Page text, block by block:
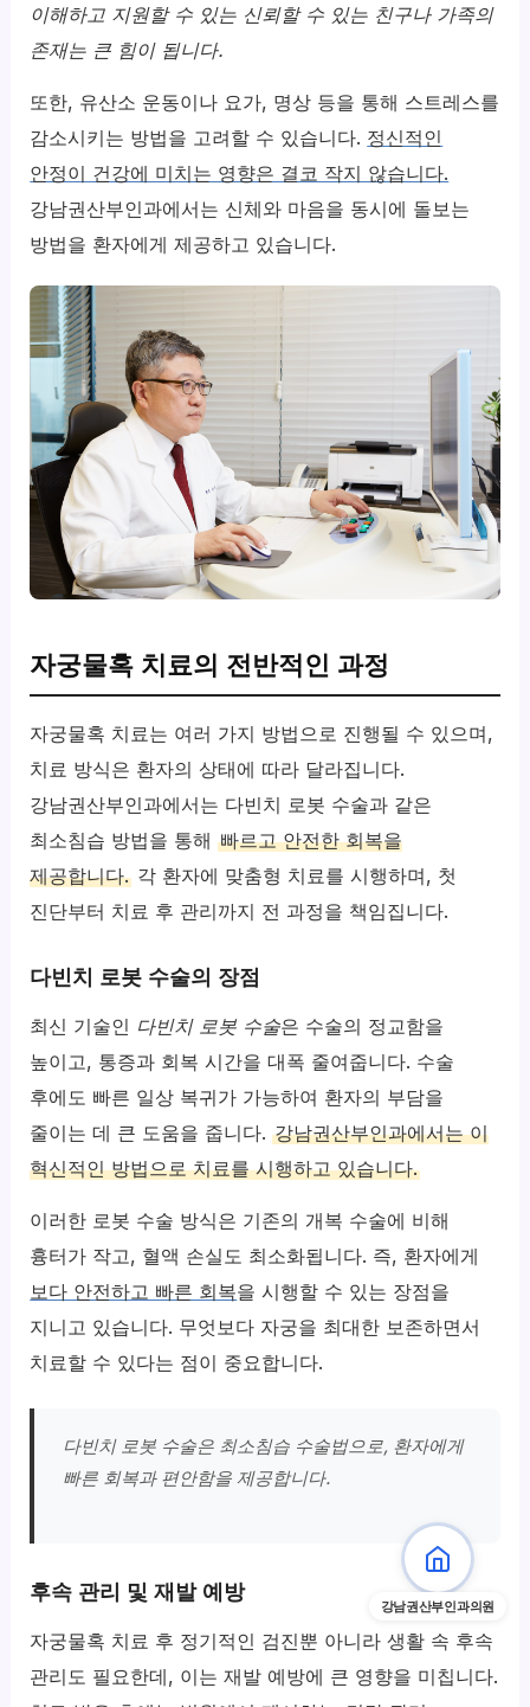
이해하고 지원할 수 있는 신뢰할 수 있는 친구나 가족의
존재는 큰 힘이 됩니다.
또한, 유산소 운동이나 요가, 명상 등을 통해 스트레스를
감소시키는 방법을 고려할 수 있습니다. 정신적인
안정이 건강에 미치는 영향은 결코 작지 않습니다.
강남권산부인과에서는 신체와 마음을 동시에 돌보는
방법을 환자에게 제공하고 있습니다.
자궁물혹 치료의 전반적인 과정
자궁물혹 치료는 여러 가지 방법으로 진행될 수 있으며,
치료 방식은 환자의 상태에 따라 달라집니다.
강남권산부인과에서는 다빈치 로봇 수술과 같은
최소침습 방법을 통해빠르고 안전한 회복을
제공합니다. 각 환자에 맞춤형 치료를 시행하며, 첫
진단부터 치료 후 관리까지 전 과정을 책임집니다.
다빈치 로봇 수술의 장점
최신 기술인 다빈치 로봇 수술은 수술의 정교함을
높이고, 통증과 회복 시간을 대폭 줄여줍니다. 수술
후에도 빠른 일상 복귀가 가능하여 환자의 부담을
줄이는 데 큰 도움을 줍니다.강남권산부인과에서는 이
혁신적인 방법으로 치료를 시행하고 있습니다.
이러한 로봇 수술 방식은 기존의 개복 수술에 비해
흉터가 작고, 혈액 손실도 최소화됩니다. 즉, 환자에게
보다 안전하고 빠른 회복을 시행할 수 있는 장점을
지니고 있습니다. 무엇보다 자궁을 최대한 보존하면서
치료할 수 있다는 점이 중요합니다.
다빈치 로봇 수술은 최소침습 수술법으로, 환자에게
빠른 회복과 편안함을 제공합니다.
후속 관리 및 재발 예방
자궁물혹 치료 후 정기적인 검진뿐 아니라 생활 속 후속
관리도 필요한데, 이는 재발 예방에 큰 영향을 미칩니다.
강남권산부인과의원